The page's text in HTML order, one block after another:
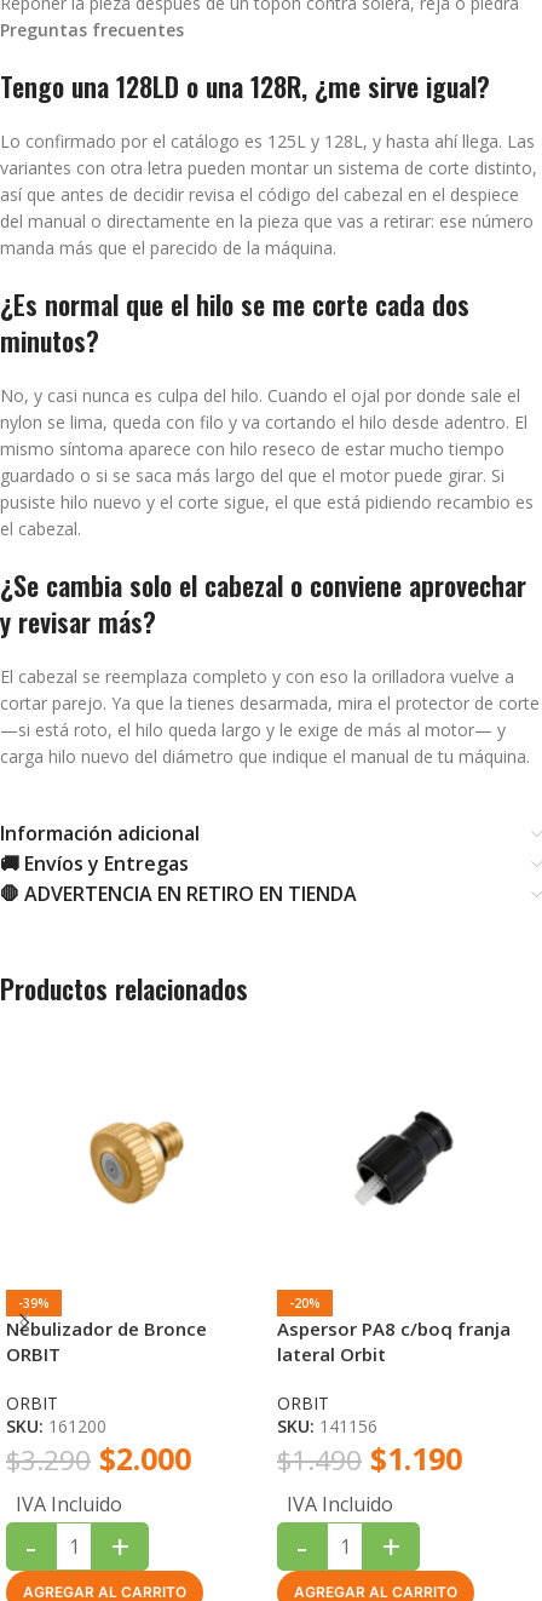
Preguntas frecuentes
Tengo una 128LD o una 128R, ¿me sirve igual?
Lo confirmado por el catálogo es 125L y 128L, y hasta ahí llega. Las
variantes con otra letra pueden montar un sistema de corte distinto,
así que antes de decidir revisa el código del cabezal en el despiece
del manual o directamente en la pieza que vas a retirar: ese número
manda más que el parecido de la máquina.
¿Es normal que el hilo se me corte cada dos
minutos?
No, y casi nunca es culpa del hilo. Cuando el ojal por donde sale el
nylon se lima, queda con filo y va cortando el hilo desde adentro. El
mismo síntoma aparece con hilo reseco de estar mucho tiempo
guardado o si se saca más largo del que el motor puede girar. Si
pusiste hilo nuevo y el corte sigue, el que está pidiendo recambio es
el cabezal.
¿Se cambia solo el cabezal o conviene aprovechar
y revisar más?
El cabezal se reemplaza completo y con eso la orilladora vuelve a
cortar parejo. Ya que la tienes desarmada, mira el protector de corte
—si está roto, el hilo queda largo y le exige de más al motor— y
carga hilo nuevo del diámetro que indique el manual de tu máquina.
Información adicional
🚚 Envíos y Entregas
🛑 ADVERTENCIA EN RETIRO EN TIENDA
Productos relacionados
-39%
Nebulizador de Bronce
ORBIT
ORBIT
SKU: 161200
$3.290 $2.000
IVA Incluido
- +
AGREGAR AL CARRITO
-20%
Aspersor PA8 c/boq franja
lateral Orbit
ORBIT
SKU: 141156
$1.490 $1.190
IVA Incluido
- +
AGREGAR AL CARRITO